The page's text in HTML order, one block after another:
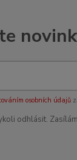
osobních údajů
odhlásit.